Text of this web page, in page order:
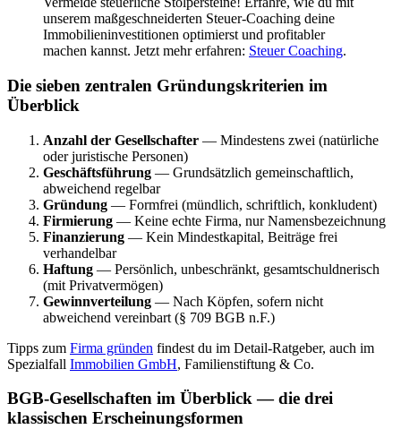
unserem maßgeschneiderten Steuer-Coaching deine
Immobilieninvestitionen optimierst und profitabler
machen kannst. Jetzt mehr erfahren: Steuer Coaching.
Die sieben zentralen Gründungskriterien im
Überblick
Anzahl der Gesellschafter — Mindestens zwei (natürliche
oder juristische Personen)
Geschäftsführung — Grundsätzlich gemeinschaftlich,
abweichend regelbar
Gründung — Formfrei (mündlich, schriftlich, konkludent)
Firmierung — Keine echte Firma, nur Namensbezeichnung
Finanzierung — Kein Mindestkapital, Beiträge frei
verhandelbar
Haftung — Persönlich, unbeschränkt, gesamtschuldnerisch
(mit Privatvermögen)
Gewinnverteilung — Nach Köpfen, sofern nicht
abweichend vereinbart (§ 709 BGB n.F.)
Tipps zum Firma gründen findest du im Detail-Ratgeber, auch im
Spezialfall Immobilien GmbH, Familienstiftung & Co.
BGB-Gesellschaften im Überblick — die drei
klassischen Erscheinungsformen